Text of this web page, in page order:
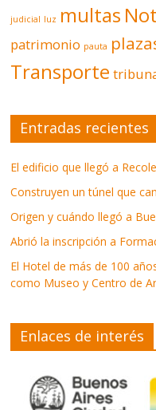
judicial luz multas
patrimonio pauta
Transporte
Entradas recientes
El edificio que llegó a
Construyen un túnel que
Origen y cuándo llegó a
Abrió la inscripción a
El Hotel de más de 100
como Museo y Centro de
Enlaces de interés